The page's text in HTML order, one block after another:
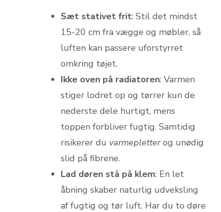
Sæt stativet frit: Stil det mindst
15-20 cm fra vægge og møbler, så
luften kan passere uforstyrret
omkring tøjet.
Ikke oven på radiatoren: Varmen
stiger lodret op og tørrer kun de
nederste dele hurtigt, mens
toppen forbliver fugtig. Samtidig
risikerer du varmepletterog unødig
slid på fibrene.
Lad døren stå på klem: En let
åbning skaber naturlig udveksling
af fugtig og tør luft. Har du to døre